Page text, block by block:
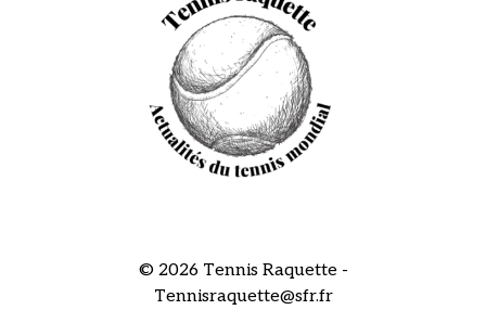
© 2026 Tennis Raquette -
Tennisraquette@sfr.fr